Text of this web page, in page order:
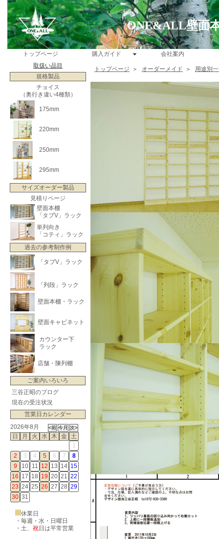
ONE&ALL壁面
トップページ 購入ガイド
会社案内
取扱い品目
規格製品
チョイス
（奥行き違い4種類）
175mm
220mm
250mm
295mm
サイズオーダー製品
見積りページ
壁面本棚
「タブV」ラック
単列向き
「コティ」ラック
過去の参考制作例
「タブV」ラック
「列段」ラック
壁面本棚・ラック
壁面キャビネット
カウンター下
ラック
店舗・陳列棚
ご案内いろいろ
三谷正昭のブログ
現在の受注状況
営業日カレンダー
2026年8月
日
月 火 水 木 金
土
1
2
3 4 5 6 7
8
9
10 11 12 13 14 15
16 17 18 19 20 21 22
23 24 25 26 27 28 29
30 31
休業日
・毎週・水・日曜日
・ 土、 祝日は平常営業
トップページ ＞ オーダーメイド ＞ 用途別